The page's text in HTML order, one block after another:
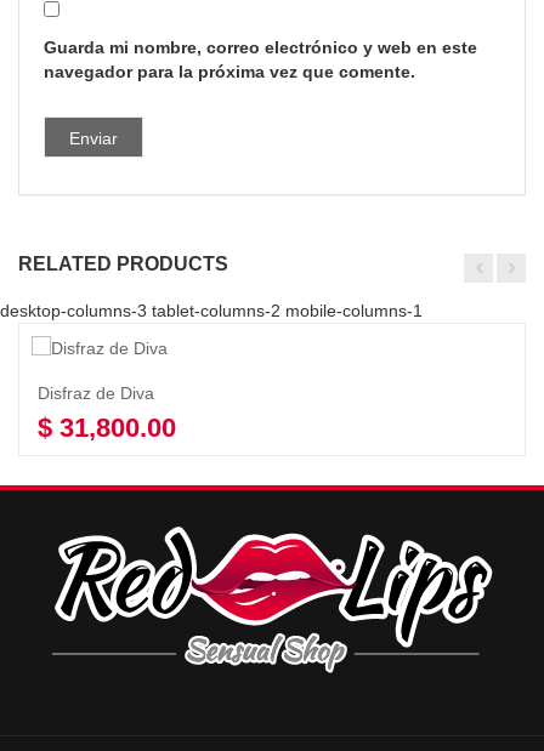
Guarda mi nombre, correo electrónico y web en este
navegador para la próxima vez que comente.
RELATED PRODUCTS
desktop-columns-3 tablet-columns-2 mobile-columns-1
Disfraz de Diva
$ 31,800.00